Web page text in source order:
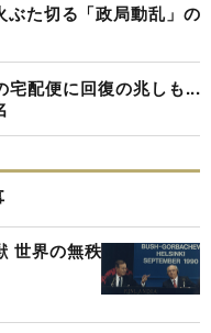
ぶた切る「政局動乱」の
宅配便に回復の兆しも...
世界の無秩